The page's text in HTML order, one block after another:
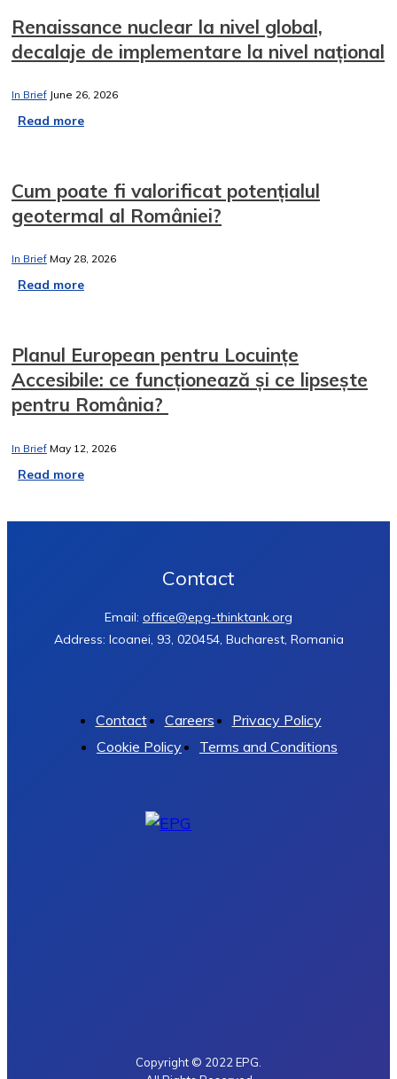
Renaissance nuclear la nivel global,
decalaje de implementare la nivel național
In Brief June 26, 2026
Read more
Cum poate fi valorificat potențialul
geotermal al României?
In Brief May 28, 2026
Read more
Planul European pentru Locuințe
Accesibile: ce funcționează și ce lipsește
pentru România?
In Brief May 12, 2026
Read more
Contact
Email: office@epg-thinktank.org
Address: Icoanei, 93, 020454, Bucharest, Romania
Contact Careers
Privacy Policy
Cookie Policy
Terms and Conditions
Copyright © 2022 EPG.